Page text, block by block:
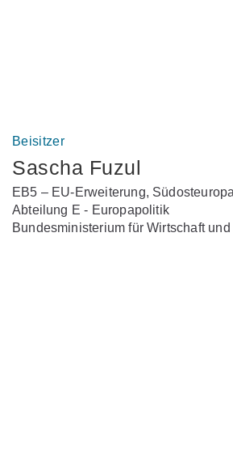
Beisitzer
Sascha Fuzul
EB5 – EU-Erweiterung,
Abteilung E - Europapolitik
Bundesministerium für Wirtschaft